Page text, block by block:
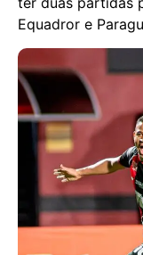
Equadror e